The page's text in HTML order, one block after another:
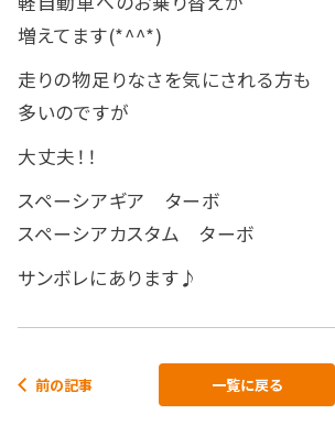
増えてます(*^^*)
走りの物足りなさを気にされる方も
多いのですが
大丈夫！！
スペーシアギア ターボ
スペーシアカスタム ターボ
サンボレにあります♪
前の記事 一覧に戻る